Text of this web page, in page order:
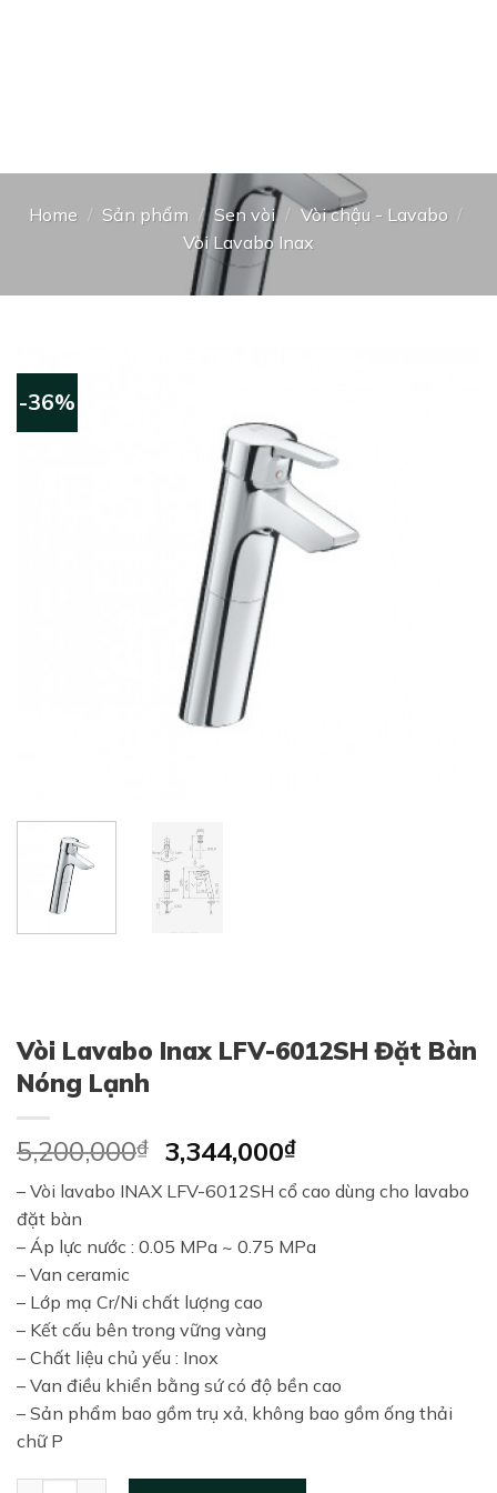
Home / Sản phẩm / Sen vòi / Vòi chậu - Lavabo /
Vòi Lavabo Inax
-36%
Vòi Lavabo Inax LFV-6012SH Đặt Bàn
Nóng Lạnh
5,200,000₫
Original
price
was:
3,344,000₫Current
price
is:
– Vòi lavabo INAX LFV-6012SH cổ cao dùng cho lavabo
đặt bàn
– Áp lực nước : 0.05 MPa ~ 0.75 MPa
– Van ceramic
– Lớp mạ Cr/Ni chất lượng cao
– Kết cấu bên trong vững vàng
– Chất liệu chủ yếu : Inox
– Van điều khiển bằng sứ có độ bền cao
– Sản phẩm bao gồm trụ xả, không bao gồm ống thải
chữ P